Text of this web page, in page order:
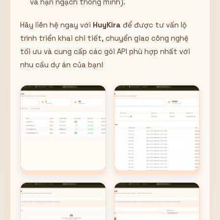
Hãy liên hệ ngay với HuyKira để được tư vấn lộ
trình triển khai chi tiết, chuyển giao công nghệ
tối ưu và cung cấp các gói API phù hợp nhất với
nhu cầu dự án của bạn!